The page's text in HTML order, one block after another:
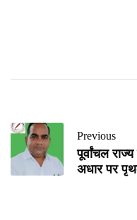
Previous
पूर्वांचल
अधार पर